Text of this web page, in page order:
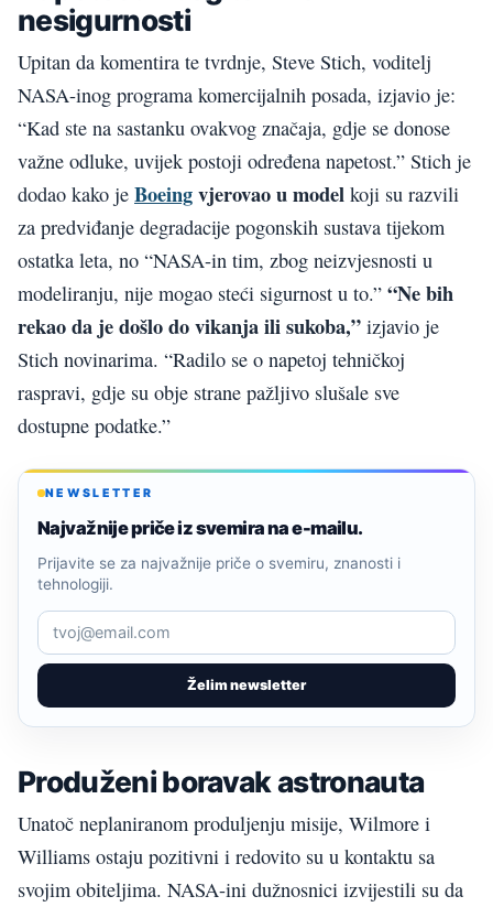
nesigurnosti
Upitan da komentira te tvrdnje, Steve Stich, voditelj
NASA-inog programa komercijalnih posada, izjavio je:
“Kad ste na sastanku ovakvog značaja, gdje se donose
važne odluke, uvijek postoji određena napetost.” Stich je
dodao kako je Boeingvjerovao u model koji su razvili
za predviđanje degradacije pogonskih sustava tijekom
ostatka leta, no “NASA-in tim, zbog neizvjesnosti u
modeliranju, nije mogao steći sigurnost u to.” “Ne bih
rekao da je došlo do vikanja ili sukoba,” izjavio je
Stich novinarima. “Radilo se o napetoj tehničkoj
raspravi, gdje su obje strane pažljivo slušale sve
dostupne podatke.”
NEWSLETTER
Najvažnije priče iz svemira na e-mailu.
Želim newsletter
Prijavite se za najvažnije priče o svemiru, znanosti i
tehnologiji.
Produženi boravak astronauta
Unatoč neplaniranom produljenju misije, Wilmore i
Williams ostaju pozitivni i redovito su u kontaktu sa
svojim obiteljima. NASA-ini dužnosnici izvijestili su da